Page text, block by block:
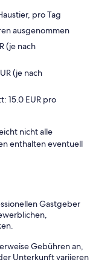
pro Tag
ausgenommen
(je nach
(je nach
15.0 EUR pro
nicht alle
enthalten eventuell
Gastgeber
Gebühren an,
Unterkunft variieren